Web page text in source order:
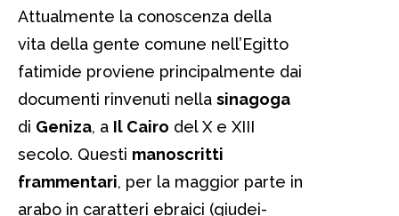
Attualmente la conoscenza della
vita della gente comune nell’Egitto
fatimide proviene principalmente dai
documenti rinvenuti nella sinagoga
di Geniza, a Il Cairo del X e XIII
secolo. Questi manoscritti
frammentari, per la maggior parte in
arabo in caratteri ebraici (giudei-